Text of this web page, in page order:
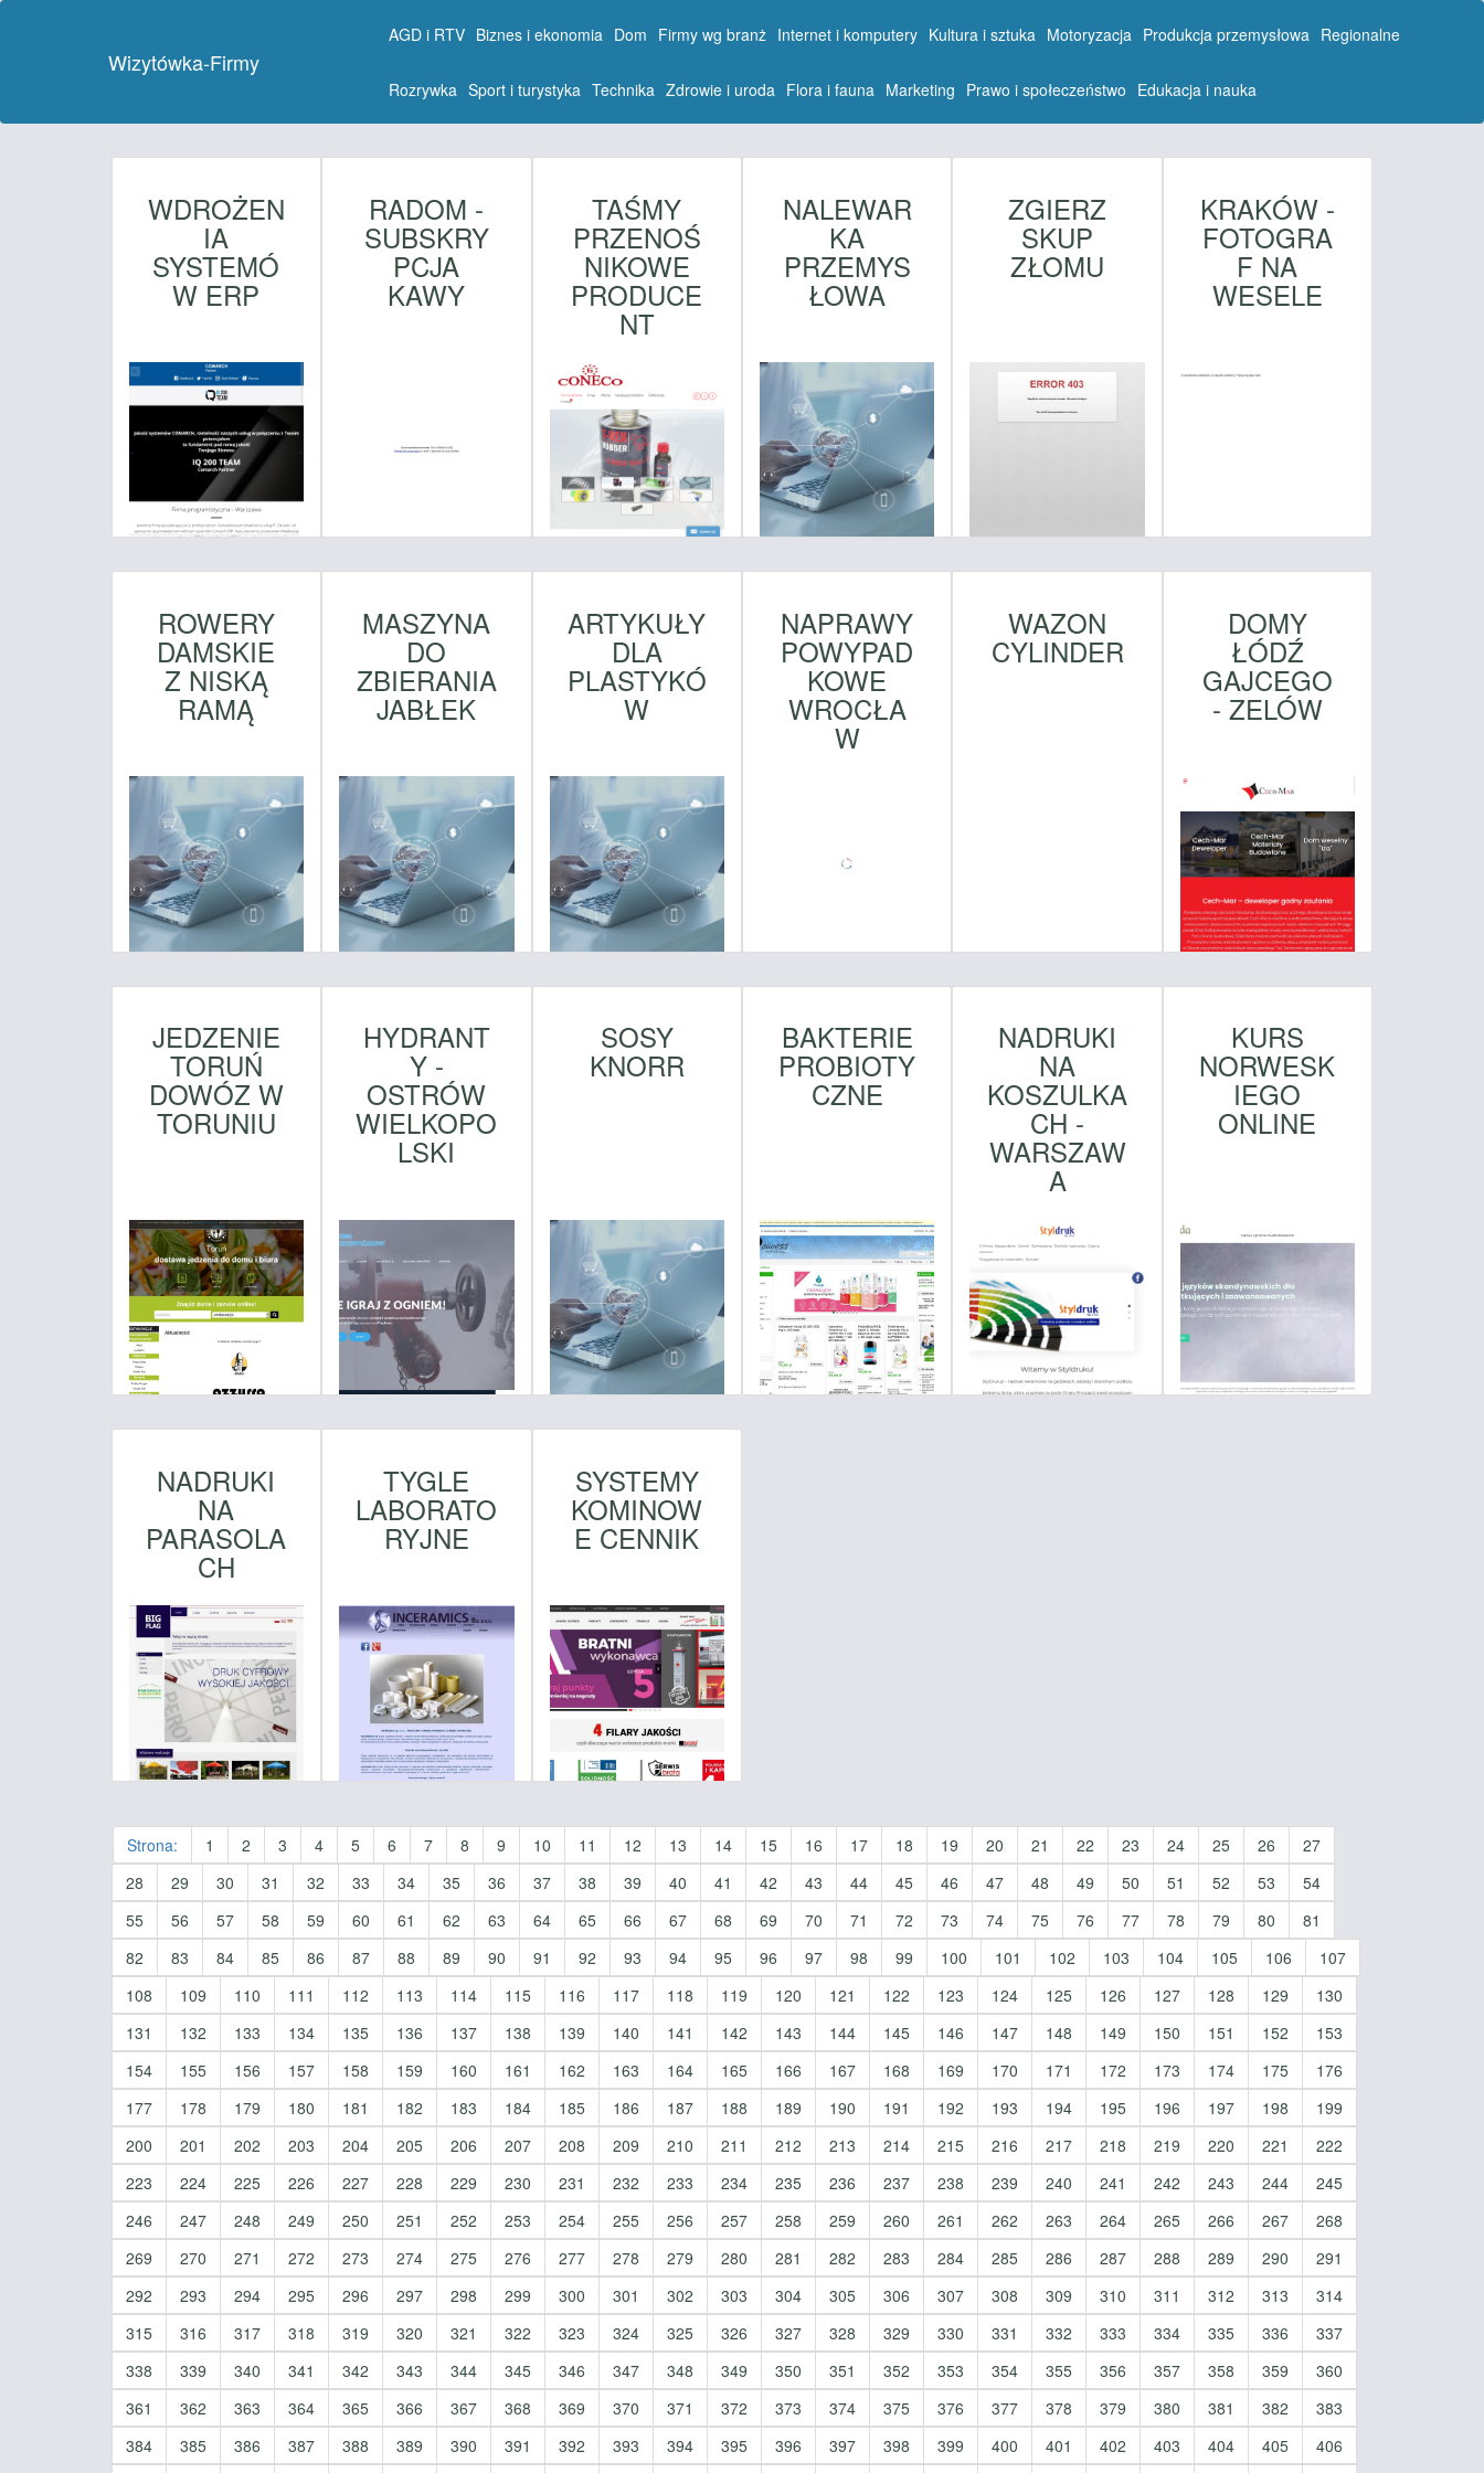
Wizytówka-Firmy
AGD i RTV Biznes i ekonomia Dom Firmy wg branż Internet i komputery Kultura i sztuka Motoryzacja Produkcja przemysłowa Regionalne
Rozrywka Sport i turystyka Technika Zdrowie i uroda Flora i fauna Marketing Prawo i społeczeństwo Edukacja i nauka
WDROŻEN
IA
SYSTEMÓ
W ERP
RADOM -
SUBSKRY
PCJA
KAWY
TAŚMY
PRZENOŚ
NIKOWE
PRODUCE
NT
NALEWAR
KA
PRZEMYS
ŁOWA
ZGIERZ
SKUP
ZŁOMU
KRAKÓW -
FOTOGRA
F NA
WESELE
ROWERY
DAMSKIE
Z NISKĄ
RAMĄ
MASZYNA
DO
ZBIERANIA
JABŁEK
ARTYKUŁY
DLA
PLASTYKÓ
W
NAPRAWY
POWYPAD
KOWE
WROCŁA
W
WAZON
CYLINDER
DOMY
ŁÓDŹ
GAJCEGO
- ZELÓW
JEDZENIE
TORUŃ
DOWÓZ W
TORUNIU
HYDRANT
Y -
OSTRÓW
WIELKOPO
LSKI
SOSY
KNORR
BAKTERIE
PROBIOTY
CZNE
NADRUKI
NA
KOSZULKA
CH -
WARSZAW
A
KURS
NORWESK
IEGO
ONLINE
NADRUKI
NA
PARASOLA
CH
TYGLE
LABORATO
RYJNE
SYSTEMY
KOMINOW
E CENNIK
Strona: 1 2 3 4 5 6 7 8 9 10 11 12 13 14 15 16 17 18 19 20 21 22 23 24 25 26
27
28
29 30 31 32 33 34 35 36 37 38 39 40 41 42 43 44 45 46 47 48 49 50 51 52 53
54
55
56 57 58 59 60 61 62 63 64 65 66 67 68 69 70 71 72 73 74 75 76 77 78 79 80
81
82
83 84 85 86 87 88 89 90 91 92 93 94 95 96 97 98 99 100 101 102 103 104 105 106
107
108
109 110 111 112 113 114 115 116 117 118 119 120 121 122 123 124 125 126 127 128 129
130
131
132 133 134 135 136 137 138 139 140 141 142 143 144 145 146 147 148 149 150 151 152
153
154
155 156 157 158 159 160 161 162 163 164 165 166 167 168 169 170 171 172 173 174 175
176
177
178 179 180 181 182 183 184 185 186 187 188 189 190 191 192 193 194 195 196 197 198
199
200
201 202 203 204 205 206 207 208 209 210 211 212 213 214 215 216 217 218 219 220 221
222
223
224 225 226 227 228 229 230 231 232 233 234 235 236 237 238 239 240 241 242 243 244
245
246
247 248 249 250 251 252 253 254 255 256 257 258 259 260 261 262 263 264 265 266 267
268
269
270 271 272 273 274 275 276 277 278 279 280 281 282 283 284 285 286 287 288 289 290
291
292
293 294 295 296 297 298 299 300 301 302 303 304 305 306 307 308 309 310 311 312 313
314
315
316 317 318 319 320 321 322 323 324 325 326 327 328 329 330 331 332 333 334 335 336
337
338
339 340 341 342 343 344 345 346 347 348 349 350 351 352 353 354 355 356 357 358 359
360
361
362 363 364 365 366 367 368 369 370 371 372 373 374 375 376 377 378 379 380 381 382
383
384
385 386 387 388 389 390 391 392 393 394 395 396 397 398 399 400 401 402 403 404 405
406